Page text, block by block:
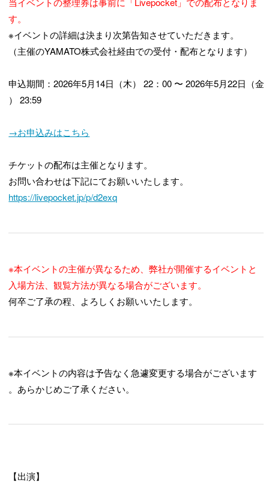
す。
※イベントの詳細は決まり次第告知させていただきます。
（主催のYAMATO株式会社経由での受付・配布となります）
申込期間：2026年5月14日（木） 22：00 〜 2026年5月22日（金
） 23:59
→お申込みはこちら
チケットの配布は主催となります。
お問い合わせは下記にてお願いいたします。
https://livepocket.jp/p/d2exq
※本イベントの主催が異なるため、弊社が開催するイベントと
入場方法、観覧方法が異なる場合がございます。
何卒ご了承の程、よろしくお願いいたします。
※本イベントの内容は予告なく急遽変更する場合がございます
。あらかじめご了承ください。
【出演】